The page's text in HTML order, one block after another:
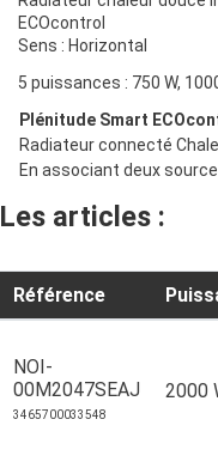
ECOcontrol
Sens : Horizontal
5 puissances : 750 W,
Plénitude Smart
Radiateur connecté
En associant deux
Les articles :
Référence
NOI-
00M2047SEAJ
3465700033548
2000